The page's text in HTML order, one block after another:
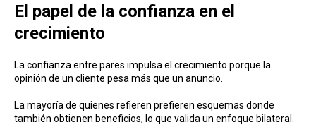
El papel de la con fianza en el
crecimiento
La confianza entre pares impulsa el crecimiento porque la
opinión de un cliente pesa más que un anuncio.
La mayoría de quienes refieren prefieren esquemas donde
también obtienen beneficios, lo que valida un enfoque bilateral.